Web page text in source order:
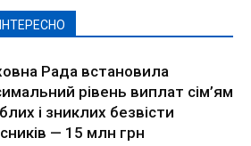
Рада встановила
рівень виплат сім’ям
і зниклих безвісти
— 15 млн грн